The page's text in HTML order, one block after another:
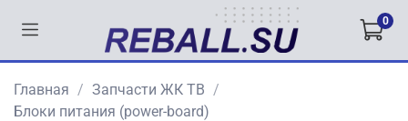
0
Главная
Запчасти ЖК ТВ
Блоки питания (power-board)